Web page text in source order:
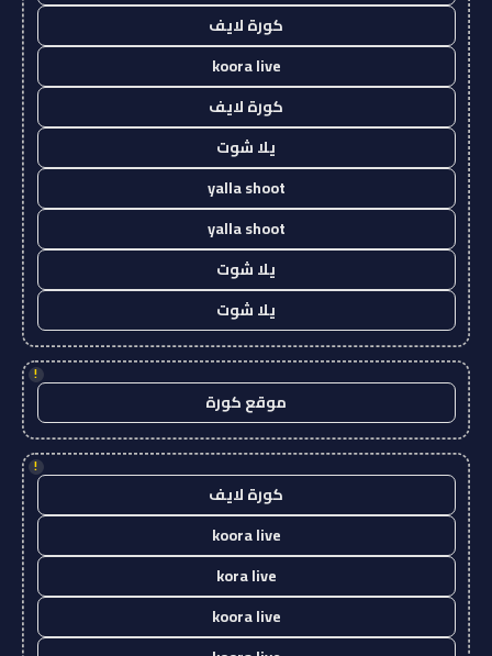
كورة لايف
koora live
كورة لايف
يلا شوت
yalla shoot
yalla shoot
يلا شوت
يلا شوت
!
موقع كورة
!
كورة لايف
koora live
kora live
koora live